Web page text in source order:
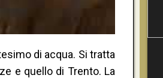
di acqua. Si tratta
e quello di Trento. La